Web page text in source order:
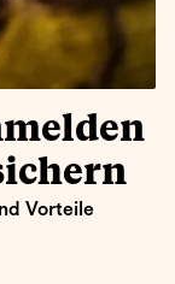
Vorteile